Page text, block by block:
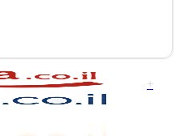
+